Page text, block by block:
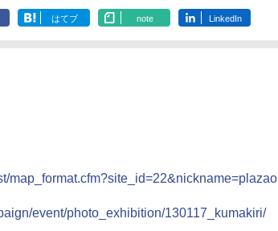
はてブ note LinkedIn
map_format.cfm?site_id=22&nickname=plazao
event/photo_exhibition/130117_kumakiri/